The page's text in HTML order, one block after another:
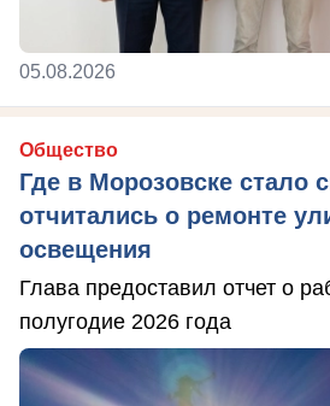
05.08.2026
Общество
Где в Морозовске стало
отчитались о ремонте
освещения
Глава предоставил отчет о
полугодие 2026 года